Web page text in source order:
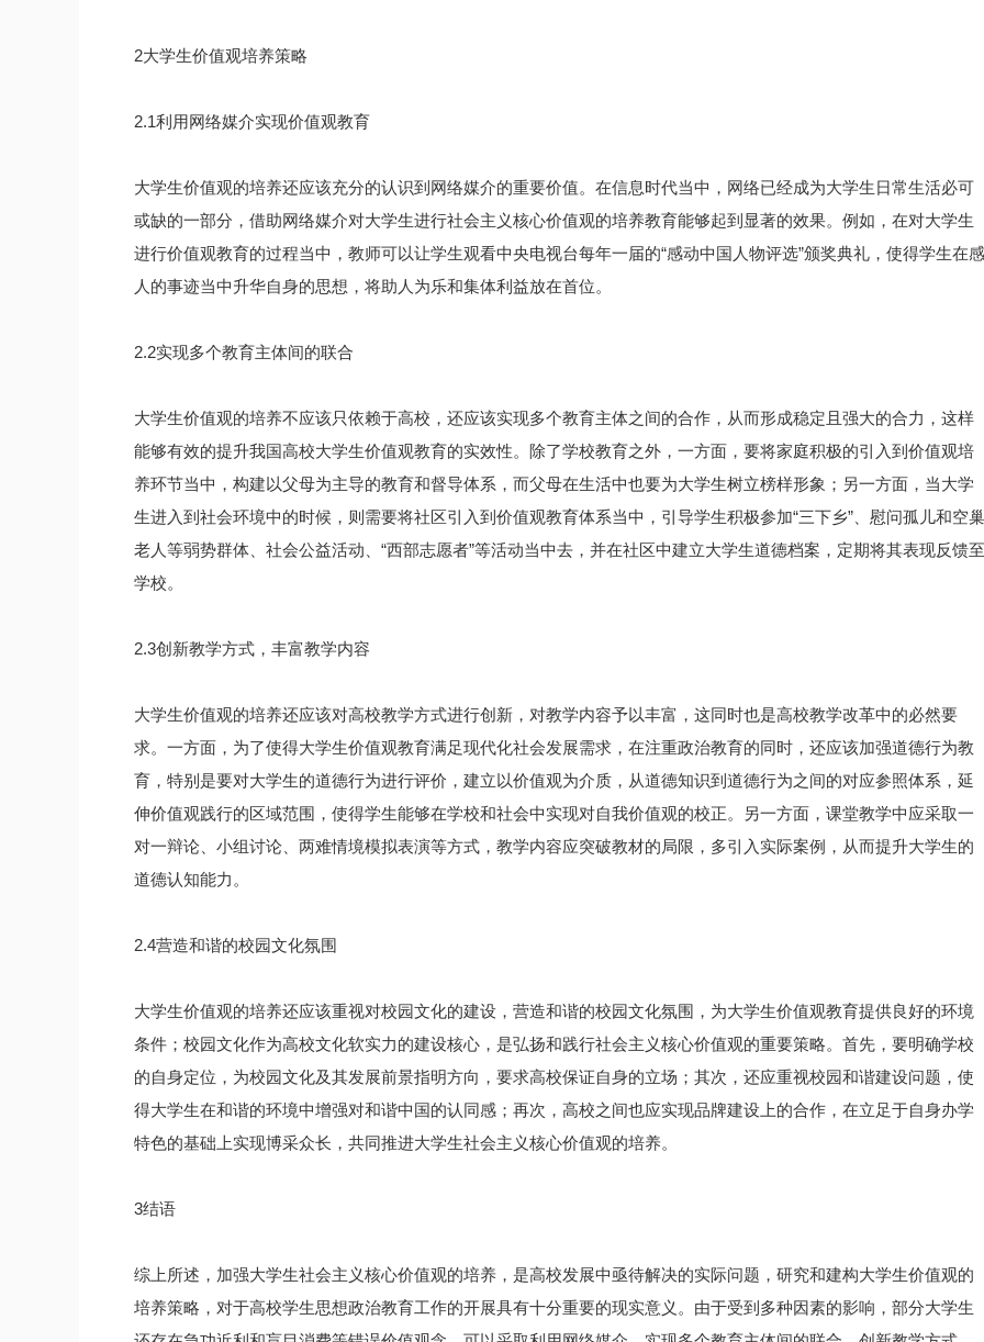
2大学生价值观培养策略
2.1利用网络媒介实现价值观教育
大学生价值观的培养还应该充分的认识到网络媒介的重要价值。在信息时代当中，网络已经成为大学生日常生活必可
或缺的一部分，借助网络媒介对大学生进行社会主义核心价值观的培养教育能够起到显著的效果。例如，在对大学生
进行价值观教育的过程当中，教师可以让学生观看中央电视台每年一届的“感动中国人物评选”颁奖典礼，使得学生在感
人的事迹当中升华自身的思想，将助人为乐和集体利益放在首位。
2.2实现多个教育主体间的联合
大学生价值观的培养不应该只依赖于高校，还应该实现多个教育主体之间的合作，从而形成稳定且强大的合力，这样
能够有效的提升我国高校大学生价值观教育的实效性。除了学校教育之外，一方面，要将家庭积极的引入到价值观培
养环节当中，构建以父母为主导的教育和督导体系，而父母在生活中也要为大学生树立榜样形象；另一方面，当大学
生进入到社会环境中的时候，则需要将社区引入到价值观教育体系当中，引导学生积极参加“三下乡”、慰问孤儿和空巢
老人等弱势群体、社会公益活动、“西部志愿者”等活动当中去，并在社区中建立大学生道德档案，定期将其表现反馈至
学校。
2.3创新教学方式，丰富教学内容
大学生价值观的培养还应该对高校教学方式进行创新，对教学内容予以丰富，这同时也是高校教学改革中的必然要
求。一方面，为了使得大学生价值观教育满足现代化社会发展需求，在注重政治教育的同时，还应该加强道德行为教
育，特别是要对大学生的道德行为进行评价，建立以价值观为介质，从道德知识到道德行为之间的对应参照体系，延
伸价值观践行的区域范围，使得学生能够在学校和社会中实现对自我价值观的校正。另一方面，课堂教学中应采取一
对一辩论、小组讨论、两难情境模拟表演等方式，教学内容应突破教材的局限，多引入实际案例，从而提升大学生的
道德认知能力。
2.4营造和谐的校园文化氛围
大学生价值观的培养还应该重视对校园文化的建设，营造和谐的校园文化氛围，为大学生价值观教育提供良好的环境
条件；校园文化作为高校文化软实力的建设核心，是弘扬和践行社会主义核心价值观的重要策略。首先，要明确学校
的自身定位，为校园文化及其发展前景指明方向，要求高校保证自身的立场；其次，还应重视校园和谐建设问题，使
得大学生在和谐的环境中增强对和谐中国的认同感；再次，高校之间也应实现品牌建设上的合作，在立足于自身办学
特色的基础上实现博采众长，共同推进大学生社会主义核心价值观的培养。
3结语
综上所述，加强大学生社会主义核心价值观的培养，是高校发展中亟待解决的实际问题，研究和建构大学生价值观的
培养策略，对于高校学生思想政治教育工作的开展具有十分重要的现实意义。由于受到多种因素的影响，部分大学生